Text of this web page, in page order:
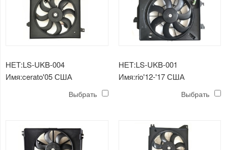
НЕТ:LS-UKB-004
Имя:cerato'05 США
Выбрать
НЕТ:LS-UKB-001
Имя:rio'12-'17 США
Выбрать